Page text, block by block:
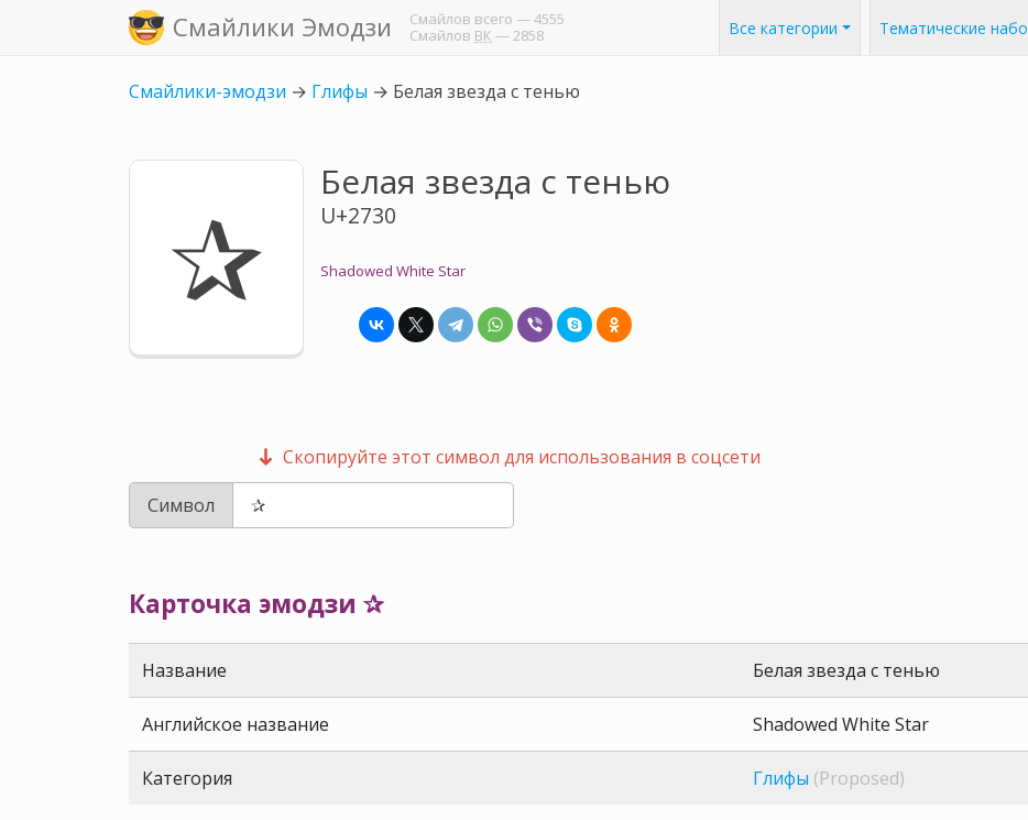
Смайлики Эмодзи Смайлов всего — 4555
Смайлов ВК — 2858 Все категории Тематические
Смайлики-эмодзи → Глифы → Белая звезда с тенью
✰ Белая звезда с тенью
U+2730
Shadowed White Star
Скопируйте этот символ для использования в соцсети
Символ
Карточка эмодзи ✰
Название Белая звезда с тенью
Английское название Shadowed White Star
Категория Глифы (Proposed)